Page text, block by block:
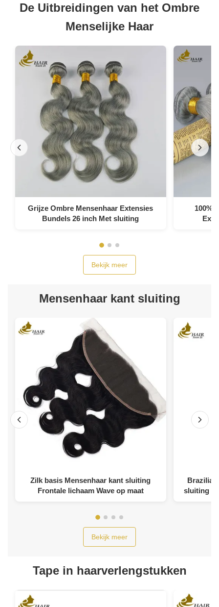
De Uitbreidingen van het Ombre
Menselijke Haar
Grijze Ombre Mensenhaar Extensies
Bundels 26 inch Met sluiting
100%
Bekijk meer
Mensenhaar kant sluiting
Zilk basis Mensenhaar kant sluiting
Frontale lichaam Wave op maat
sluiting
Bekijk meer
Tape in haarverlengstukken